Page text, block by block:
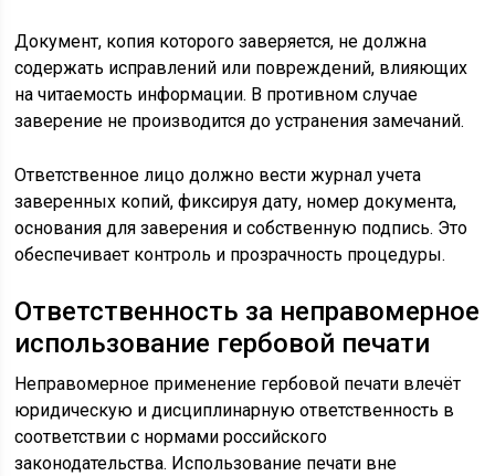
Документ, копия которого заверяется, не должна
содержать исправлений или повреждений, влияющих
на читаемость информации. В противном случае
заверение не производится до устранения замечаний.
Ответственное лицо должно вести журнал учета
заверенных копий, фиксируя дату, номер документа,
основания для заверения и собственную подпись. Это
обеспечивает контроль и прозрачность процедуры.
Ответственность за неправомерное
использование гербовой печати
Неправомерное применение гербовой печати влечёт
юридическую и дисциплинарную ответственность в
соответствии с нормами российского
законодательства. Использование печати вне